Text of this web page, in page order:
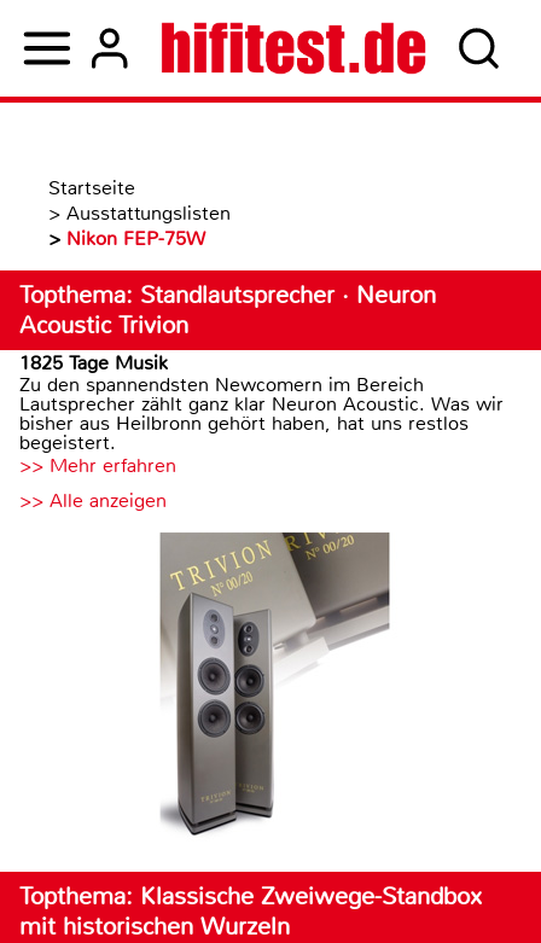
Startseite
> Ausstattungslisten
> Nikon FEP-75W
Topthema: Standlautsprecher · Neuron
Acoustic Trivion
1825 Tage Musik
Zu den spannendsten Newcomern im Bereich
Lautsprecher zählt ganz klar Neuron Acoustic. Was wir
bisher aus Heilbronn gehört haben, hat uns restlos
begeistert.
>> Mehr erfahren
>> Alle anzeigen
Topthema: Klassische Zweiwege-Standbox
mit historischen Wurzeln